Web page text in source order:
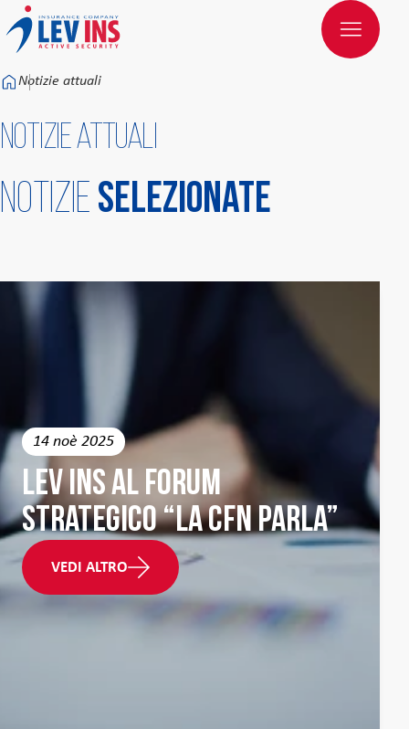
Към основното съдържание
Notizie attuali
Notizie attuali
Notizie selezionate
14 noè 2025
LEV INS al forum
strategico “La CFN parla”
VEDI ALTRO